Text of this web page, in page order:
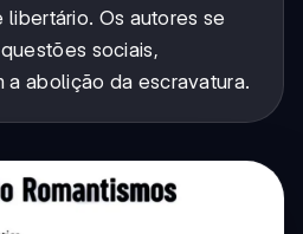
Os autores se
sociais,
a abolição da escravatura.